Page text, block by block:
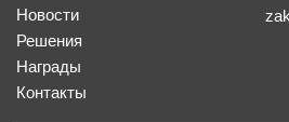
Новости
Решения
Награды
Контакты